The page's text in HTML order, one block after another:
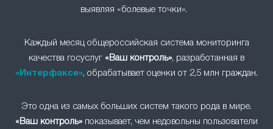
выявляя «болевые точки».
Каждый месяц общероссийская система мониторинга
качества госуслуг «Ваш контроль», разработанная в
«Интерфаксе», обрабатывает оценки от 2,5 млн граждан.
Это одна из самых больших систем такого рода в мире.
«Ваш контроль»показывает, чем недовольны пользователи